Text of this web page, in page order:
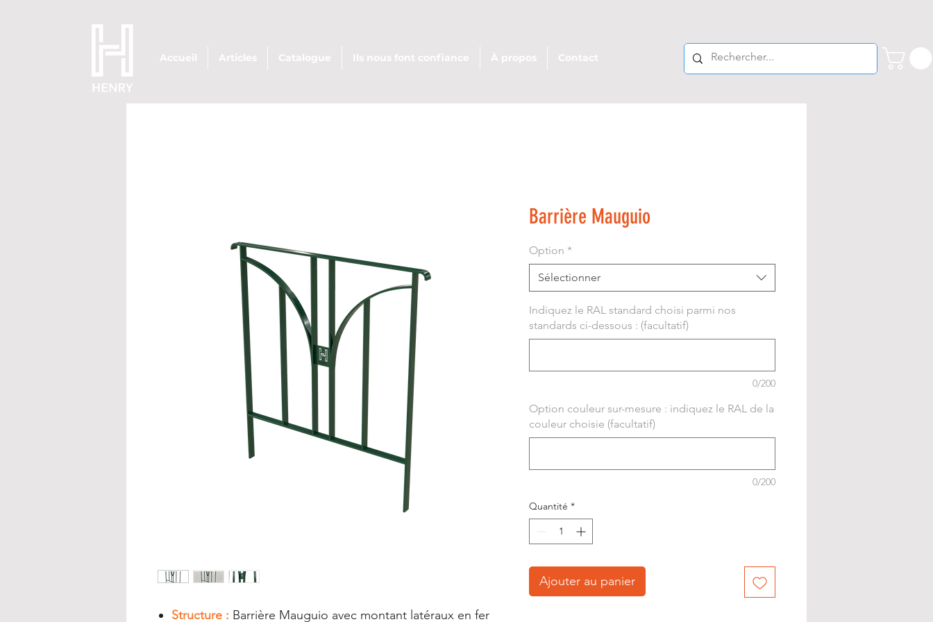
Accueil Articles Catalogue Ils nous font confiance À propos Contact
Structure : Barrière Mauguio avec montant latéraux en fer
Barrière Mauguio
Option *
Sélectionner
Indiquez le RAL standard choisi parmi nos
standards ci-dessous : (facultatif)
0/200
Option couleur sur-mesure : indiquez le RAL de la
couleur choisie (facultatif)
0/200
Quantité *
Ajouter au panier